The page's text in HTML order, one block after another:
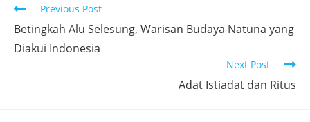
Previous Post
Betingkah Alu Selesung, Warisan Budaya Natuna yang
Diakui Indonesia
Next Post
Adat Istiadat dan Ritus